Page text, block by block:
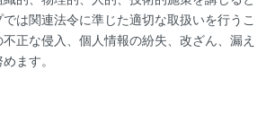
は関連法令に準じた適切な取扱いを行うこ
正な侵入、個人情報の紛失、改ざん、漏え
ます。